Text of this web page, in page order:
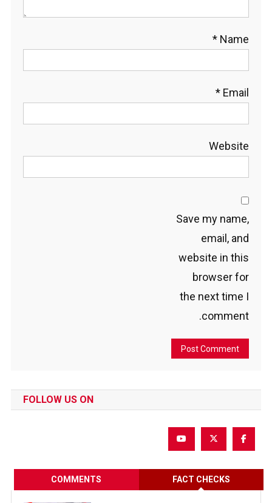
Name
*
Email
*
Website
Save my name,
email, and
website in this
browser for
the next time I
comment.
FOLLOW US ON
FACT CHECKS
COMMENTS